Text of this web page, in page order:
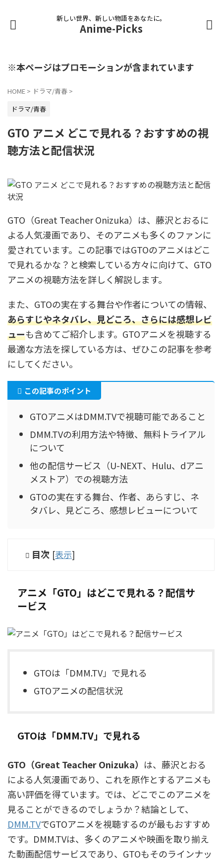
新しい世界、新しい物語をあなたに。
Anime-Picks
※本ページはプロモーションが含まれています
HOME > ドラマ/青春 >
ドラマ/青春
GTO アニメ どこで見れる？おすすめの視
聴方法と配信状況
GTO（Great Teacher Onizuka）は、藤沢とおるに
よる人気漫画であり、そのアニメも多くのファンに
愛されています。この記事ではGTOのアニメはどこ
で見れるかな？と検索している方々に向けて、GTO
アニメの視聴方法を詳しく解説します。
また、GTOの実在する舞台や作者についての情報、
あらすじやネタバレ、見どころ、さらには感想レビ
ューも含めてご紹介します。GTOアニメを視聴する
最適な方法を探している方は、ぜひこの記事を参考
にしてください。
この記事のポイント
GTOアニメはDMM.TVで視聴可能であること
DMM.TVの利用方法や特徴、無料トライアル
について
他の配信サービス（U-NEXT、Hulu、dアニ
メストア）での視聴方法
GTOの実在する舞台、作者、あらすじ、ネ
タバレ、見どころ、感想レビューについて
目次 [表示]
アニメ「GTO」はどこで見れる？配信サ
ービス
GTOは「DMM.TV」で見れる
GTOアニメの配信状況
GTOは「DMM.TV」で見れる
GTO（Great Teacher Onizuka） は、藤沢とおる
による人気漫画であり、これを原作とするアニメも
高い評価を得ています。では、どこでこのアニメを
見ることができるのでしょうか？結論として、
DMM.TVでGTOアニメを視聴するのが最もおすすめ
です。DMM.TVは、多くのアニメや映画を取り揃え
た動画配信サービスであり、GTOもそのラインナッ